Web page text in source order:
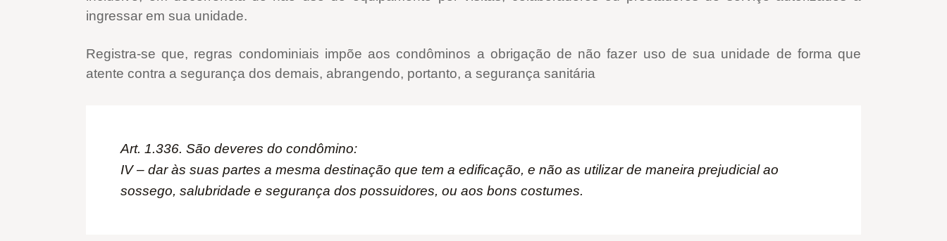
ingressar em sua unidade.
Registra-se que, regras condominiais impõe aos condôminos a obrigação de não fazer uso de sua unidade de forma que
atente contra a segurança dos demais, abrangendo, portanto, a segurança sanitária
Art. 1.336. São deveres do condômino:
IV – dar às suas partes a mesma destinação que tem a edificação, e não as utilizar de maneira prejudicial ao
sossego, salubridade e segurança dos possuidores, ou aos bons costumes.